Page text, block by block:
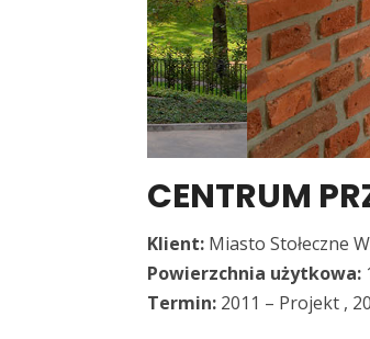
CENTRUM
Klient: Miasto Stołeczne
Powierzchnia użytkowa:
Termin: 2011 – Projekt ,